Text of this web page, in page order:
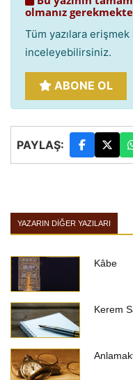
olmanız
Tüm yazılara
inceleyebilirsiniz.
ABONE OL
PAYLAŞ:
YAZARIN DIĞER YAZILARI
Kâbe
Kerem